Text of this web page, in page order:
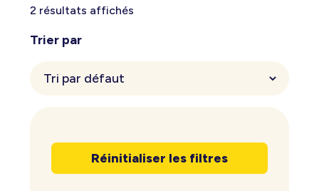
2 résultats affichés
Trier par
Réinitialiser les filtres